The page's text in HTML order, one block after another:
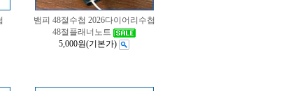
뱀피 48절수첩 2026다이어리수첩
48절플래너노트
5,000원(기본가)